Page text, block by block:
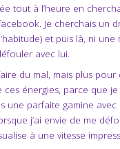
tout à l’heure en
Je cherchais un
et puis là, ni une
avec lui.
du mal, mais plus pour
ces énergies, parce que
une parfaite gamine avec
j’ai envie de me
à une vitesse